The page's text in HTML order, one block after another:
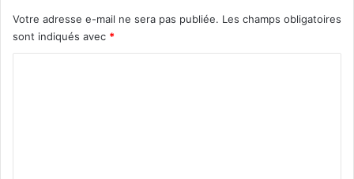
Votre adresse e-mail ne sera pas publiée. Les champs obligatoires
sont indiqués avec *